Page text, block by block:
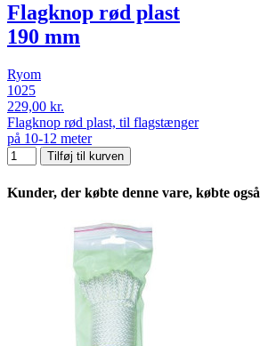
Flagknop rød plast
190 mm
Ryom
1025
229,00 kr.
Flagknop rød plast, til flagstænger
på 10-12 meter
Tilføj til kurven
Kunder, der købte denne vare, købte også